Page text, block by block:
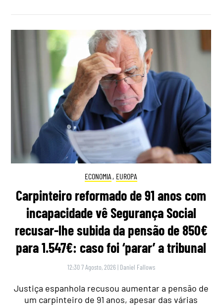
ECONOMIA , EUROPA
Carpinteiro reformado de 91 anos com
incapacidade vê Segurança Social
recusar-lhe subida da pensão de 850€
para 1.547€: caso foi ‘parar’ a tribunal
12:30 7 Agosto, 2026 | Daniel Fallows
Justiça espanhola recusou aumentar a pensão de
um carpinteiro de 91 anos, apesar das várias